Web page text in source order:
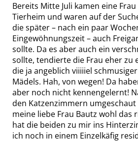
Bereits Mitte Juli kamen eine
Tierheim und waren auf der
die später – nach ein paar
Eingewöhnungszeit – auch
sollte. Da es aber auch ein
sollte, tendierte die Frau eher zu
die ja angeblich viiiiiel
Mädels. Hah, von wegen! Da
aber noch nicht kennengelernt!
den Katzenzimmern
meine liebe Frau Bautz wohl das
hat die beiden zu mir ins
ich noch in einem Einzelkäfig